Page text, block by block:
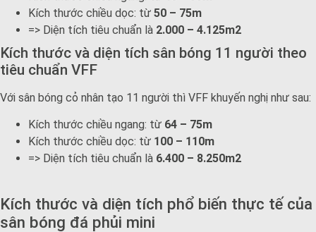
Kích thước chiều dọc: từ 50 – 75m
=> Diện tích tiêu chuẩn là 2.000 – 4.125m2
Kích thước và diện tích sân bóng 11 người theo
tiêu chuẩn VFF
Với sân bóng cỏ nhân tạo 11 người thì VFF khuyến nghị như sau:
Kích thước chiều ngang: từ 64 – 75m
Kích thước chiều dọc: từ 100 – 110m
=> Diện tích tiêu chuẩn là 6.400 – 8.250m2
Kích thước và diện tích phổ biến thực tế của
sân bóng đá phủi mini